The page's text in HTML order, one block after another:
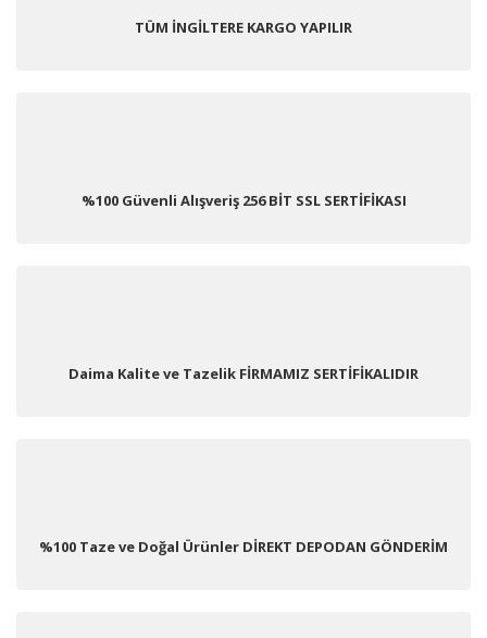
TÜM İNGİLTERE KARGO YAPILIR
%100 Güvenli Alışveriş 256 BİT SSL SERTİFİKASI
Daima Kalite ve Tazelik FİRMAMIZ SERTİFİKALIDIR
%100 Taze ve Doğal Ürünler DİREKT DEPODAN GÖNDERİM